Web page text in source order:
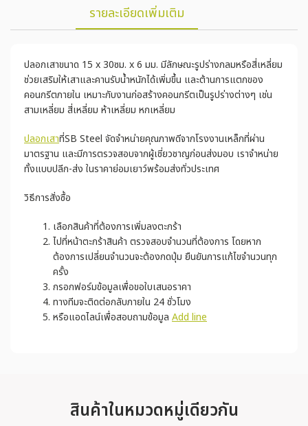
รายละเอียดเพิ่มเติม
ปลอกเสาขนาด 15 x 30ซม. x 6 มม. มีลักษณะรูปร่างกลมหรือสี่เหลี่ยม
ช่วยเสริมให้เสาและคานรับน้ำหนักได้เพิ่มขึ้น และต้านการแตกของ
คอนกรีตภายใน เหมาะกับงานก่อสร้างคอนกรีตเป็นรูปร่างต่างๆ เช่น
สามเหลี่ยม สี่เหลี่ยม ห้าเหลี่ยม หกเหลี่ยม
ปลอกเสาที่SB Steel จัดจำหน่ายคุณภาพดีจากโรงงานเหล็กที่ผ่าน
มาตรฐาน และมีการตรวจสอบจากผู้เชี่ยวชาญก่อนส่งมอบ เราจำหน่าย
ทั้งแบบปลีก-ส่ง ในราคาย่อมเยาว์พร้อมส่งทั่วประเทศ
วิธีการสั่งซื้อ
เลือกสินค้าที่ต้องการเพิ่มลงตะกร้า
ไปที่หน้าตะกร้าสินค้า ตรวจสอบจำนวนที่ต้องการ โดยหาก
ต้องการเปลี่ยนจำนวนจะต้องกดปุ่ม ยืนยันการแก้ไขจำนวนทุก
ครั้ง
กรอกฟอร์มข้อมูลเพื่อขอใบเสนอราคา
ทางทีมจะติดต่อกลับภายใน 24 ชั่วโมง
หรือแอดไลน์เพื่อสอบถามข้อมูล Add line
สินค้าในหมวดหมู่เดียวกัน